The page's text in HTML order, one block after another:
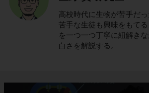
高校時代に生物が苦手だっ
苦手な生徒も興味をもて
を一つ一つ丁寧に紐解き
白さを解説する。